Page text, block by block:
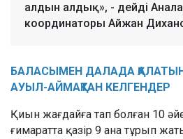
алдын алдық», - дейді
координаторы Айжан
БАЛАСЫМЕН ДАЛАДА
АУЫЛ-АЙМАҚТАН КЕЛГЕНДЕР
Қиын жағдайға тап болған 10
ғимаратта қазір 9 ана тұрып